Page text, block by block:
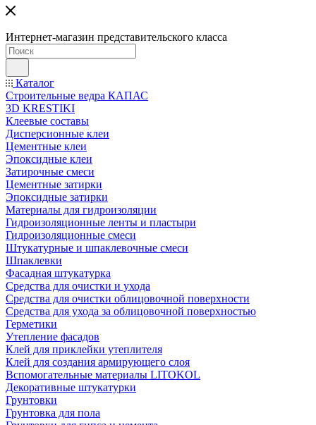
Интернет-магазин представительского класса
Каталог
Строительные ведра КАПАС
3D KRESTIKI
Клеевые составы
Дисперсионные клеи
Цементные клеи
Эпоксидные клеи
Затирочные смеси
Цементные затирки
Эпоксидные затирки
Материалы для гидроизоляции
Гидроизоляционные ленты и пластыри
Гидроизоляционные смеси
Штукатурные и шпаклевочные смеси
Шпаклевки
Фасадная штукатурка
Средства для очистки и ухода
Средства для очистки облицовочной поверхности
Средства для ухода за облицовочной поверхностью
Герметики
Утепление фасадов
Клей для приклейки утеплителя
Клей для создания армирующего слоя
Вспомогательные материалы LITOKOL
Декоративные штукатурки
Грунтовки
Грунтовка для пола